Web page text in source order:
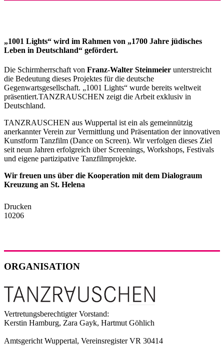
„1001 Lights“ wird im Rahmen von „1700 Jahre jüdisches
Leben in Deutschland“ gefördert.
Die Schirmherrschaft von Franz-Walter Steinmeier unterstreicht
die Bedeutung dieses Projektes für die deutsche
Gegenwartsgesellschaft. „1001 Lights“ wurde bereits weltweit
präsentiert.TANZRAUSCHEN zeigt die Arbeit exklusiv in
Deutschland.
TANZRAUSCHEN aus Wuppertal ist ein als gemeinnützig
anerkannter Verein zur Vermittlung und Präsentation der innovativen
Kunstform Tanzfilm (Dance on Screen). Wir verfolgen dieses Ziel
seit neun Jahren erfolgreich über Screenings, Workshops, Festivals
und eigene partizipative Tanzfilmprojekte.
Wir freuen uns über die Kooperation mit dem Dialograum
Kreuzung an St. Helena
Drucken
10206
ORGANISATION
Vertretungsberechtigter Vorstand:
Kerstin Hamburg, Zara Gayk, Hartmut Göhlich
Amtsgericht Wuppertal, Vereinsregister VR 30414